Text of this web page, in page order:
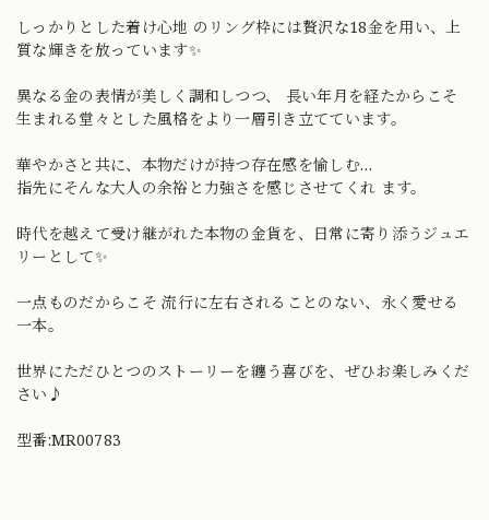
しっかりとした着け心地 のリング枠には贅沢な18金を用い、上
質な輝きを放っています✨
異なる金の表情が美しく調和しつつ、 長い年月を経たからこそ
生まれる堂々とした風格をより一層引き立てています。
華やかさと共に、本物だけが持つ存在感を愉しむ…
指先にそんな大人の余裕と力強さを感じさせてくれ ます。
時代を越えて受け継がれた本物の金貨を、日常に寄り添うジュエ
リーとして✨
一点ものだからこそ 流行に左右されることのない、永く愛せる
一本。
世界にただひとつのストーリーを纏う喜びを、ぜひお楽しみくだ
さい♪
型番:MR00783